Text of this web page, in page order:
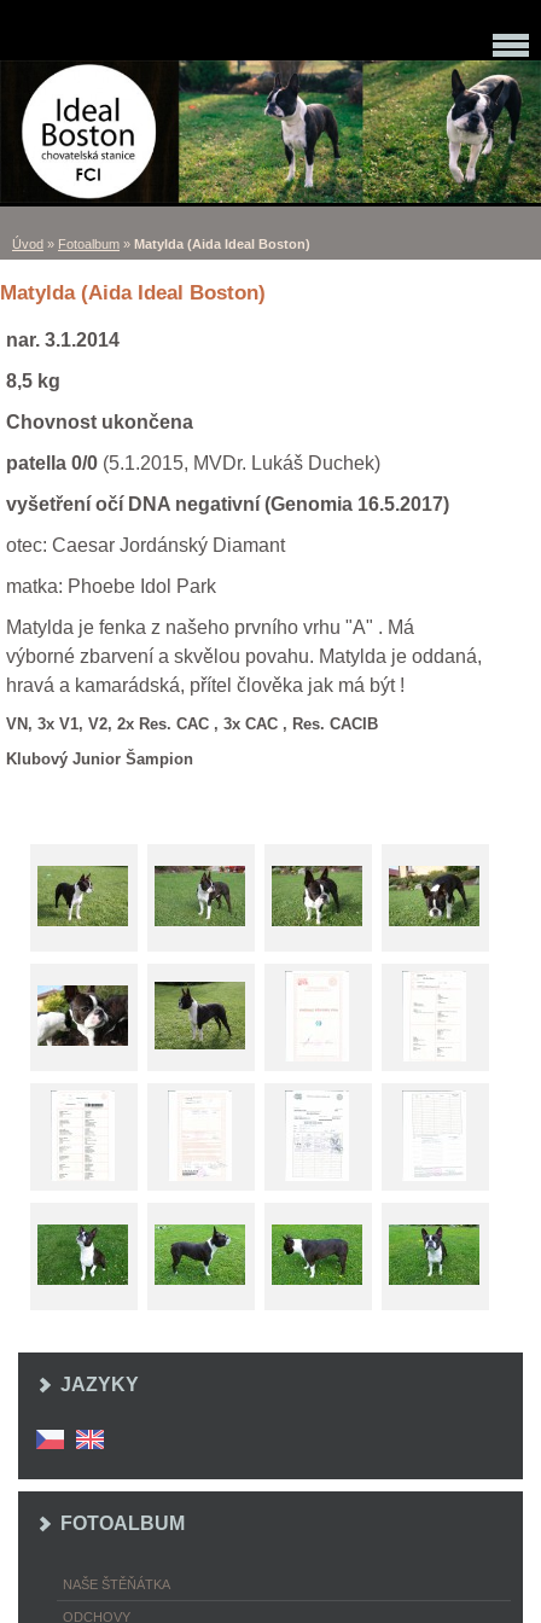
Úvod » Fotoalbum » Matylda (Aida Ideal Boston)
Matylda (Aida Ideal Boston)
nar. 3.1.2014
8,5 kg
Chovnost ukončena
patella 0/0 (5.1.2015, MVDr. Lukáš Duchek)
vyšetření očí DNA negativní (Genomia 16.5.2017)
otec: Caesar Jordánský Diamant
matka: Phoebe Idol Park
Matylda je fenka z našeho prvního vrhu "A" . Má
výborné zbarvení a skvělou povahu. Matylda je oddaná,
hravá a kamarádská, přítel člověka jak má být !
VN, 3x V1, V2, 2x Res. CAC , 3x CAC , Res. CACIB
Klubový Junior Šampion
JAZYKY
FOTOALBUM
NAŠE ŠTĚŇÁTKA
ODCHOVY